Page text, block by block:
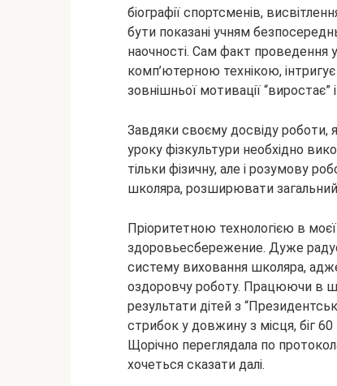
біографії спортсменів,
бути показані учням
наочності. Сам факт проведення
комп’ютерною технікою,
зовнішньої мотивації
Завдяки своєму досвіду роботи,
уроку фізкультури необхідно
тільки фізичну, але і розумову
школяра, розширювати загальний
Пріоритетною технологією в моєї
здоровьесбережение. Дуже
систему виховання школяра,
оздоровчу роботу. Працюючи в
результати дітей з
стрибок у довжину з місця, біг
Щорічно переглядала по
хочеться сказати далі.